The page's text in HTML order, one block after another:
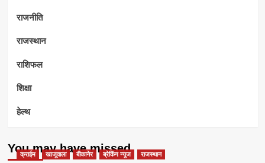
राजनीति
राजस्थान
राशिफल
शिक्षा
हेल्थ
You may have missed
क्राईम खाजूवाला बीकानेर ब्रेकिंग न्यूज राजस्थान